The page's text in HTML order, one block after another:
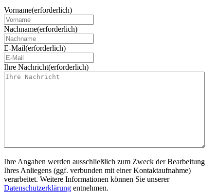
Vorname(erforderlich)
Nachname(erforderlich)
E-Mail(erforderlich)
Ihre Nachricht(erforderlich)
Ihre Angaben werden ausschließlich zum Zweck der Bearbeitung
Ihres Anliegens (ggf. verbunden mit einer Kontaktaufnahme)
verarbeitet. Weitere Informationen können Sie unserer
Datenschutzerklärung entnehmen.